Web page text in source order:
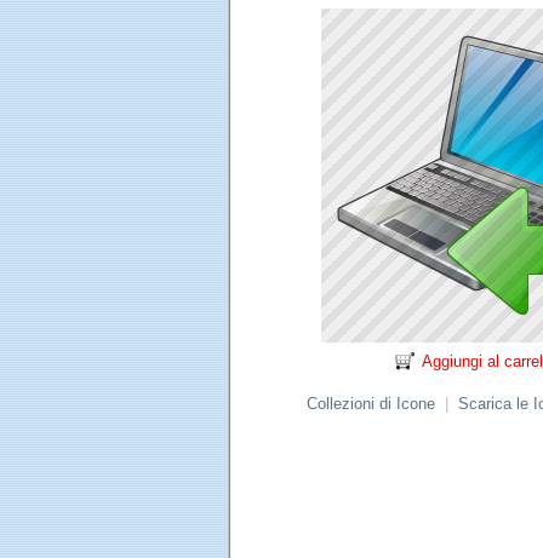
Aggiungi al
Collezioni di Icone Scarica le